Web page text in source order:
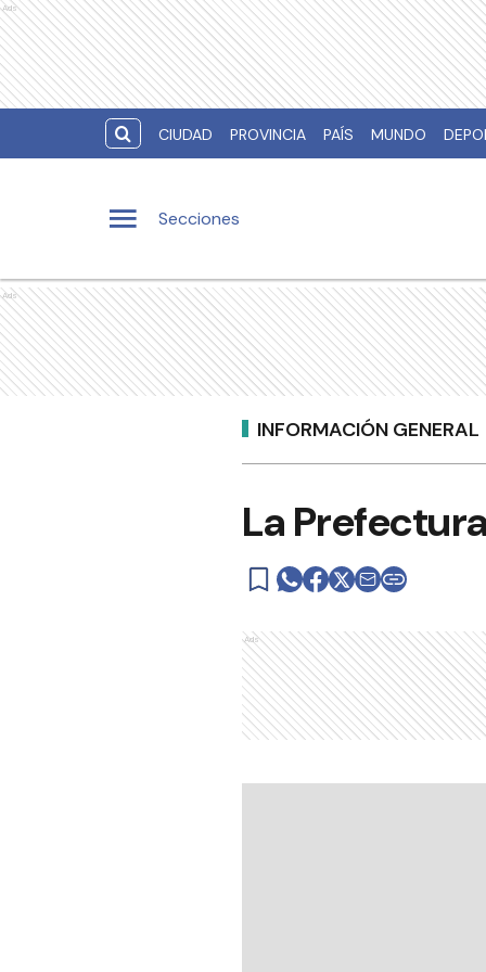
Ads
CIUDAD PROVINCIA PAÍS MUNDO
Secciones
Ads
INFORMACIÓN GENERAL
La
Ads